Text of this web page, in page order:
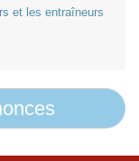
et les entraîneurs